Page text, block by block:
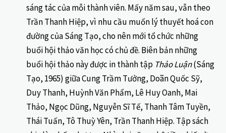
sáng tác của mỗi thành viên. Mấy năm sau, vẫn theo
Trần Thanh Hiệp, vì nhu cầu muốn lý thuyết hoá con
đường của Sáng Tạo, cho nên mới tổ chức những
buổi hội thảo văn học có chủ đề. Biên bản những
buổi hội thảo này được in thành tập Thảo Luận(Sáng
Tạo, 1965) giữa Cung Trầm Tưởng, Doãn Quốc Sỹ,
Duy Thanh, Huỳnh Văn Phẩm, Lê Huy Oanh, Mai
Thảo, Ngọc Dũng, Nguyễn Sĩ Tế, Thanh Tâm Tuyền,
Thái Tuấn, Tô Thuỳ Yên, Trần Thanh Hiệp. Tập sách